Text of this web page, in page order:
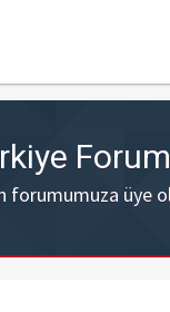
forumumuza üye